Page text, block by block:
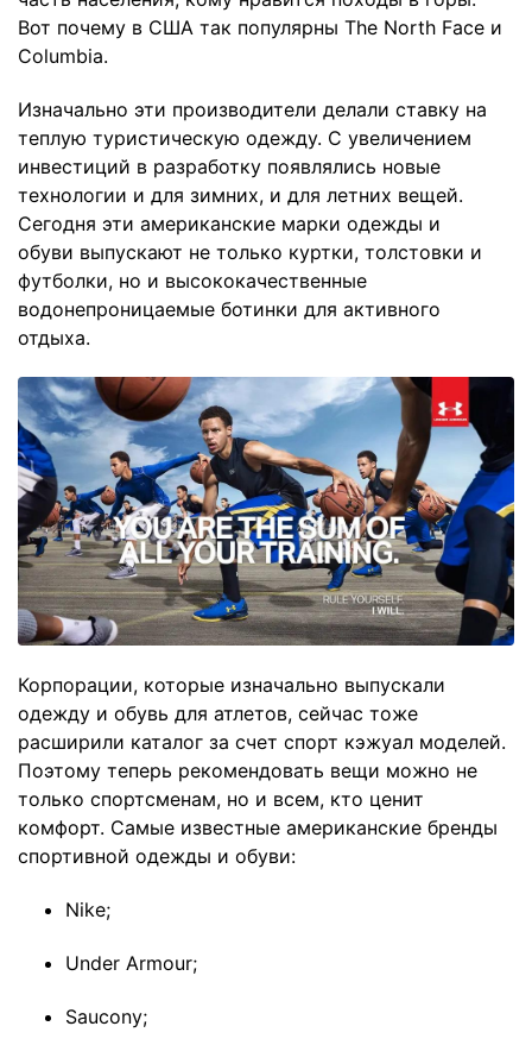
Вот почему в США так популярны The North Face и
Columbia.
Изначально эти производители делали ставку на
теплую туристическую одежду. С увеличением
инвестиций в разработку появлялись новые
технологии и для зимних, и для летних вещей.
Сегодня эти американские марки одежды и
обуви выпускают не только куртки, толстовки и
футболки, но и высококачественные
водонепроницаемые ботинки для активного
отдыха.
Корпорации, которые изначально выпускали
одежду и обувь для атлетов, сейчас тоже
расширили каталог за счет спорт кэжуал моделей.
Поэтому теперь рекомендовать вещи можно не
только спортсменам, но и всем, кто ценит
комфорт. Самые известные американские бренды
спортивной одежды и обуви:
Nike;
Under Armour;
Saucony;